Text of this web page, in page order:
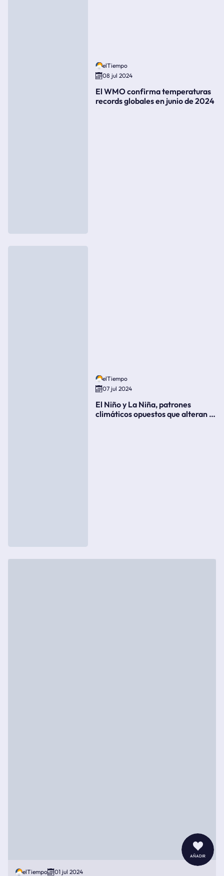
añadir
elTiempo
08 jul 2024
El WMO confirma temperaturas
records globales en junio de 2024
elTiempo
07 jul 2024
El Niño y La Niña, patrones
climáticos opuestos que alteran la
elTiempo 01 jul 2024